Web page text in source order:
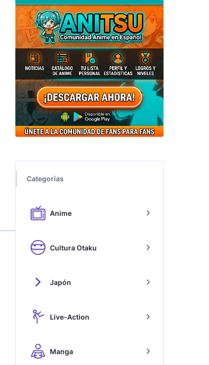
Categorías
Anime
Cultura Otaku
Japón
Live-Action
Manga